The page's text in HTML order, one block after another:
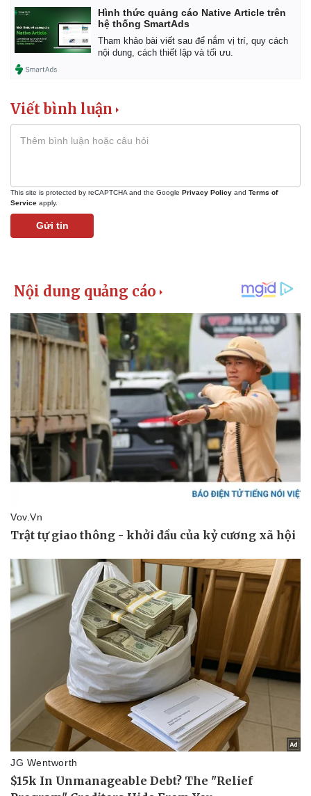
Kinh tế
Bất động sản
Khởi nghiệp
Thị trường
Giá vàng
Tiêu dùng
Tỷ giá
Chứng khoán
Giá cà phê
Hình thức quảng cáo Native Article trên
hệ thống SmartAds
Tham khảo bài viết sau để nắm vị trí, quy cách
nội dung, cách thiết lập và tối ưu.
Viết bình luận
This site is protected by reCAPTCHA and the Google Privacy Policy and Terms of
Service apply.
Gửi tin